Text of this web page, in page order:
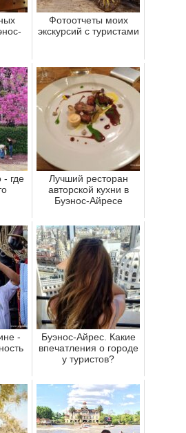
Фотоотчеты моих
экскурсий с туристами
- где
Лучший ресторан
авторской кухни в
Буэнос-Айресе
-
Буэнос-Айрес. Какие
впечатления о городе
у туристов?